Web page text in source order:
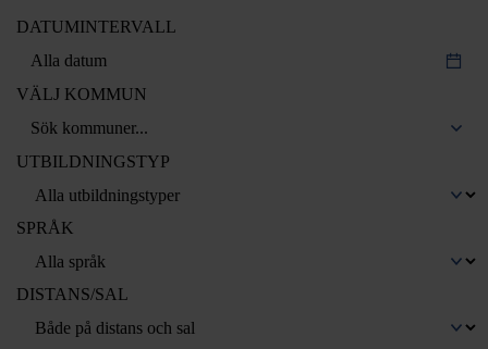
DATUMINTERVALL
Alla datum
VÄLJ KOMMUN
UTBILDNINGSTYP
SPRÅK
DISTANS/SAL